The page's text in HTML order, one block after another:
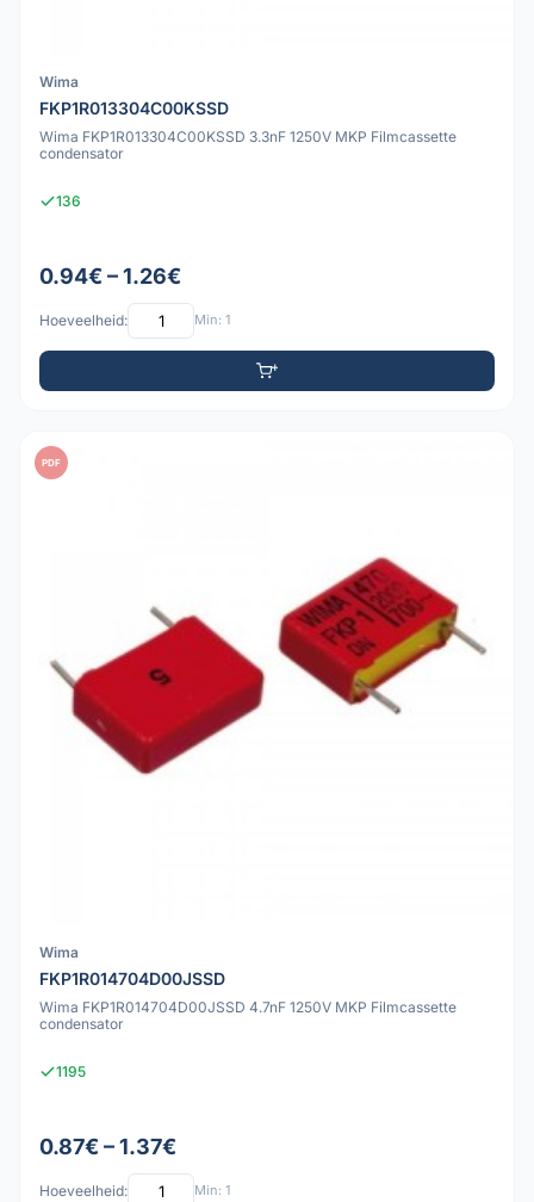
Wima
FKP1R013304C00KSSD
Wima FKP1R013304C00KSSD 3.3nF 1250V MKP Filmcassette
condensator
136
0.94€ – 1.26€
Hoeveelheid: Min: 1
PDF
Wima
FKP1R014704D00JSSD
Wima FKP1R014704D00JSSD 4.7nF 1250V MKP Filmcassette
condensator
1195
0.87€ – 1.37€
Hoeveelheid: Min: 1